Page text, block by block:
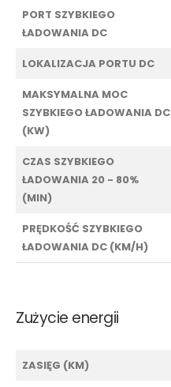
PORT SZYBKIEGO
ŁADOWANIA DC
LOKALIZACJA PORTU DC
MAKSYMALNA MOC
SZYBKIEGO ŁADOWANIA DC
(KW)
CZAS SZYBKIEGO
ŁADOWANIA 20 - 80%
(MIN)
PRĘDKOŚĆ SZYBKIEGO
ŁADOWANIA DC (KM/H)
Zużycie energii
ZASIĘG (KM)